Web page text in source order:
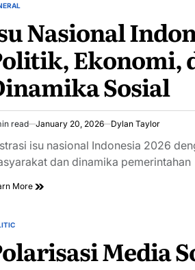
Nasional
Ekonomi,
Sosial
read January 20, 2026 Dylan Taylor
isu nasional Indonesia 2026
dan dinamika pemerintahan
More
Media